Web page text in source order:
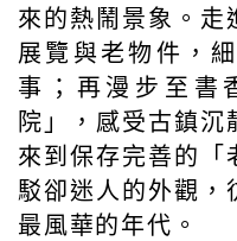
來的熱鬧景象。走
展覽與老物件，
事；再漫步至書
院」，感受古鎮沉
來到保存完善的「
駁卻迷人的外觀，
最風華的年代。